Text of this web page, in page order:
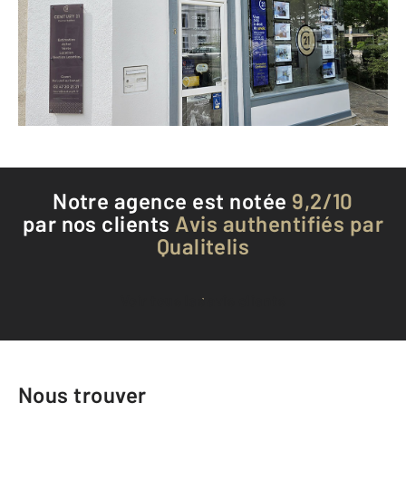
TOURS - 37000
Envoyer un message
Téléphoner à l'agence
Notre agence est notée 9,2/10
par nos clients Avis authentifiés par
Qualitelis
Voir tous les avis clients
Nous trouver